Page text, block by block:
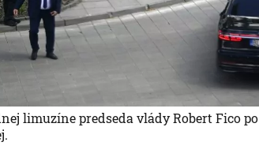
limuzíne predseda vlády Robert Fico po